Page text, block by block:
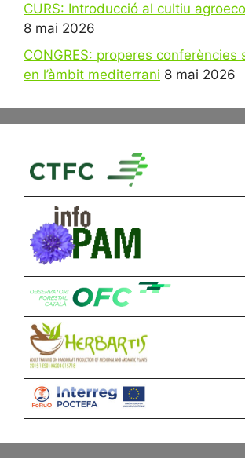
CURS: Introducció al cultiu
8 mai 2026
CONGRES: properes conferències
en l’àmbit mediterrani 8 mai 2026